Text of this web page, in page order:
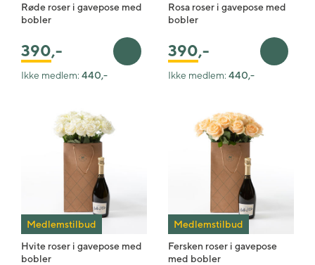
Røde roser i gavepose med
bobler
390,- Legg i handlekurv
Ikke medlem: 440,-
Rosa roser i gavepose med
bobler
390,- Legg i
Ikke medlem: 440,-
Medlemstilbud
Hvite roser i gavepose med
bobler
Medlemstilbud
Fersken roser i gavepose
med bobler